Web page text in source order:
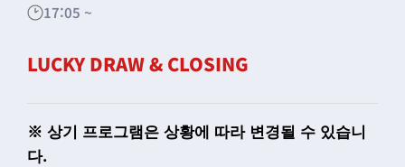
17:05 ~
LUCKY DRAW & CLOSING
※ 상기 프로그램은 상황에 따라 변경될 수 있습니
다.